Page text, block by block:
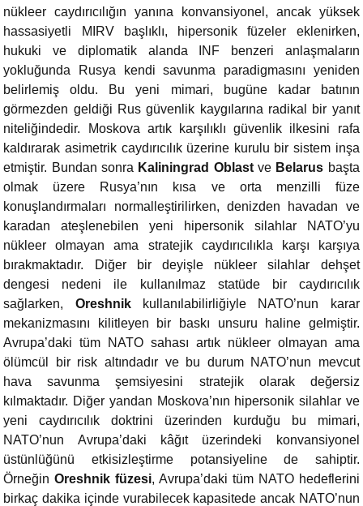
nükleer caydırıcılığın yanına konvansiyonel, ancak yüksek
hassasiyetli MIRV başlıklı, hipersonik füzeler eklenirken,
hukuki ve diplomatik alanda INF benzeri anlaşmaların
yokluğunda Rusya kendi savunma paradigmasını yeniden
belirlemiş oldu. Bu yeni mimari, bugüne kadar batının
görmezden geldiği Rus güvenlik kaygılarına radikal bir yanıt
niteliğindedir. Moskova artık karşılıklı güvenlik ilkesini rafa
kaldırarak asimetrik caydırıcılık üzerine kurulu bir sistem inşa
etmiştir. Bundan sonra Kaliningrad Oblastve Belarus başta
olmak üzere Rusya’nın kısa ve orta menzilli füze
konuşlandırmaları normalleştirilirken, denizden havadan ve
karadan ateşlenebilen yeni hipersonik silahlar NATO’yu
nükleer olmayan ama stratejik caydırıcılıkla karşı karşıya
bırakmaktadır. Diğer bir deyişle nükleer silahlar dehşet
dengesi nedeni ile kullanılmaz statüde bir caydırıcılık
sağlarken, Oreshnikkullanılabilirliğiyle NATO’nun karar
mekanizmasını kilitleyen bir baskı unsuru haline gelmiştir.
Avrupa’daki tüm NATO sahası artık nükleer olmayan ama
ölümcül bir risk altındadır ve bu durum NATO’nun mevcut
hava savunma şemsiyesini stratejik olarak değersiz
kılmaktadır. Diğer yandan Moskova’nın hipersonik silahlar ve
yeni caydırıcılık doktrini üzerinden kurduğu bu mimari,
NATO’nun Avrupa’daki kâğıt üzerindeki konvansiyonel
üstünlüğünü etkisizleştirme potansiyeline de sahiptir.
ÖrneğinOreshnik füzesi, Avrupa’daki tüm NATO hedeflerini
birkaç dakika içinde vurabilecek kapasitede ancak NATO’nun